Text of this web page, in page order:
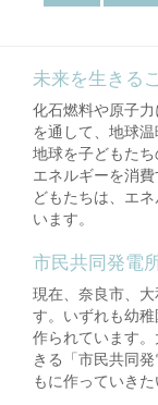
未来を生きる
化石燃料や原子
を通して、地球
地球を子どもたち
エネルギーを消
どもたちは、エ
います。
市民共同発電
現在、奈良市、
す。いずれも幼
作られています
きる「市民共同
もに作っていきた